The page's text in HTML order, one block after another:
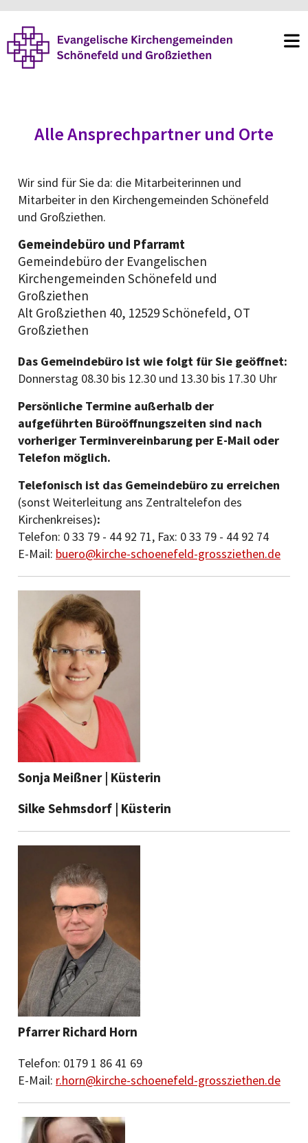
Alle Ansprechpartner und Orte
Wir sind für Sie da: die Mitarbeiterinnen und
Mitarbeiter in den Kirchengemeinden Schönefeld
und Großziethen.
Gemeindebüro und Pfarramt
Gemeindebüro der Evangelischen
Kirchengemeinden Schönefeld und
Großziethen
Alt Großziethen 40, 12529 Schönefeld, OT
Großziethen
Das Gemeindebüro ist wie folgt für Sie geöffnet:
Donnerstag 08.30 bis 12.30 und 13.30 bis 17.30 Uhr
Persönliche Termine außerhalb der
aufgeführten Büroöffnungszeiten sind nach
vorheriger Terminvereinbarung per E-Mail oder
Telefon möglich.
Telefonisch ist das Gemeindebüro zu erreichen
(sonst Weiterleitung ans Zentraltelefon des
Kirchenkreises):
Telefon: 0 33 79 - 44 92 71, Fax: 0 33 79 - 44 92 74
E-Mail: buero@kirche-schoenefeld-grossziethen.de
Sonja Meißner | Küsterin
Silke Sehmsdorf | Küsterin
Pfarrer Richard Horn
Telefon: 0179 1 86 41 69
E-Mail: r.horn@kirche-schoenefeld-grossziethen.de